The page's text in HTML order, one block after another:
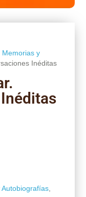
Memorias y
Inéditas
,